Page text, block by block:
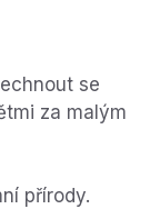
se
za malým
přírody.